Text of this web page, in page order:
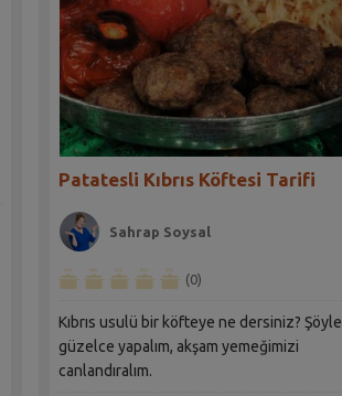
Patatesli Kıbrıs Köftesi Tarifi
Sahrap Soysal
(0)
Kıbrıs usulü bir köfteye ne dersiniz? Şöyle
güzelce yapalım, akşam yemeğimizi
canlandıralım.